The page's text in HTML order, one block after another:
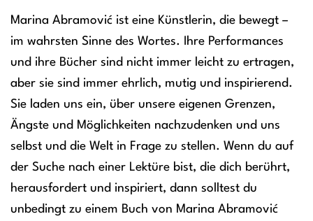
Marina Abramović ist eine Künstlerin, die bewegt –
im wahrsten Sinne des Wortes. Ihre Performances
und ihre Bücher sind nicht immer leicht zu ertragen,
aber sie sind immer ehrlich, mutig und inspirierend.
Sie laden uns ein, über unsere eigenen Grenzen,
Ängste und Möglichkeiten nachzudenken und uns
selbst und die Welt in Frage zu stellen. Wenn du auf
der Suche nach einer Lektüre bist, die dich berührt,
herausfordert und inspiriert, dann solltest du
unbedingt zu einem Buch von Marina Abramović